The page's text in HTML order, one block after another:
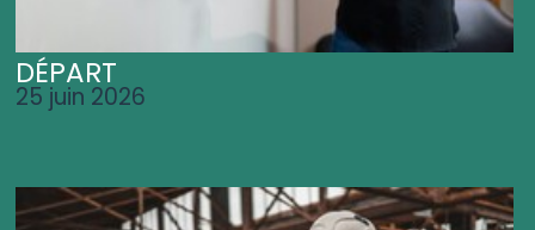
DÉPART
25 juin 2026